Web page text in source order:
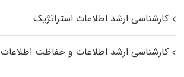
کارشناسی ارشد اطلاعات استراتژیک
کارشناسی ارشد اطلاعات و حفاظت اطلاعات